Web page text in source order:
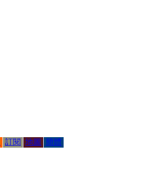
訂閱 地圖 簡體